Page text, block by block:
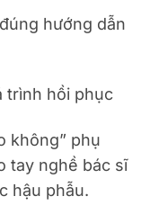
hướng dẫn
trình hồi phục
không” phụ
tay nghề bác sĩ
hậu phẫu.